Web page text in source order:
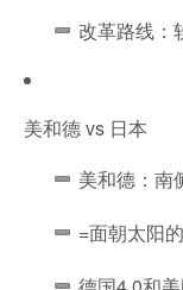
改革路线：
美和德 vs 日本
美和德：南
=面朝太阳